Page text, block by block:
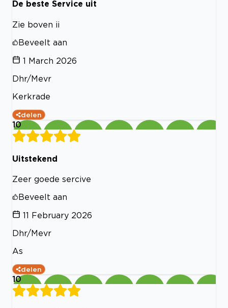
De beste Service uit
Zie boven ii
Beveelt aan
1 March 2026
Dhr/Mevr
Kerkrade
delen
10
Uitstekend
Zeer goede sercive
Beveelt aan
11 February 2026
Dhr/Mevr
As
delen
10